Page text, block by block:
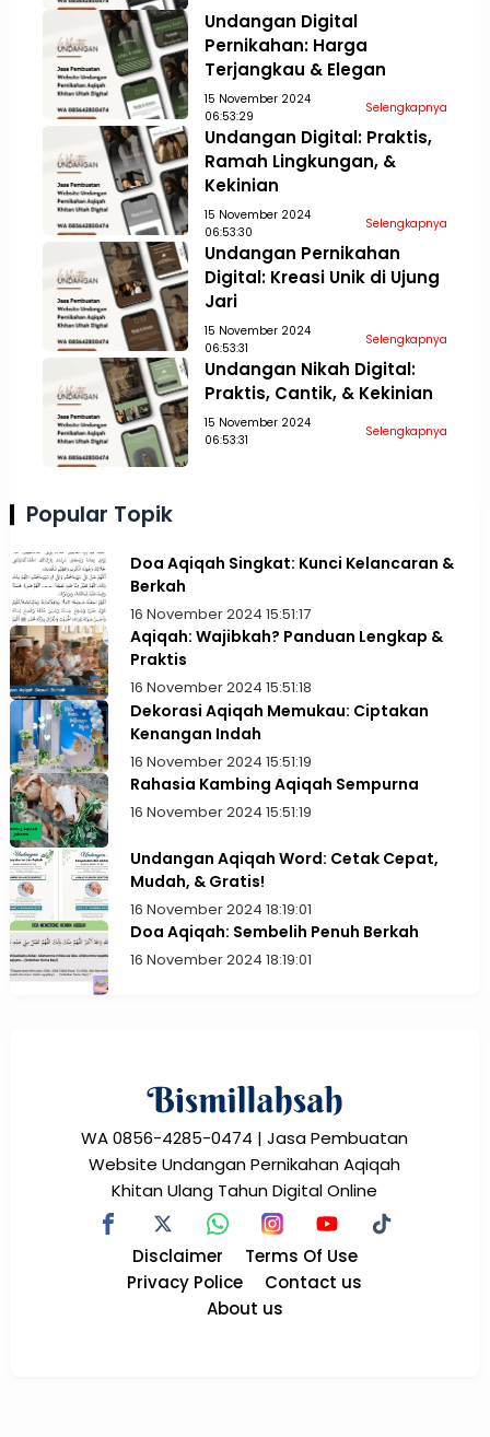
Undangan Digital
Pernikahan: Harga
Terjangkau & Elegan
15 November 2024
06:53:29
Selengkapnya
Undangan Digital: Praktis,
Ramah Lingkungan, &
Kekinian
15 November 2024
06:53:30
Selengkapnya
Undangan Pernikahan
Digital: Kreasi Unik di Ujung
Jari
15 November 2024
06:53:31
Selengkapnya
Undangan Nikah Digital:
Praktis, Cantik, & Kekinian
15 November 2024
06:53:31
Selengkapnya
Popular Topik
Doa Aqiqah Singkat: Kunci Kelancaran &
Berkah
16 November 2024 15:51:17
Aqiqah: Wajibkah? Panduan Lengkap &
Praktis
16 November 2024 15:51:18
Dekorasi Aqiqah Memukau: Ciptakan
Kenangan Indah
16 November 2024 15:51:19
Rahasia Kambing Aqiqah Sempurna
16 November 2024 15:51:19
Undangan Aqiqah Word: Cetak Cepat,
Mudah, & Gratis!
16 November 2024 18:19:01
Doa Aqiqah: Sembelih Penuh Berkah
16 November 2024 18:19:01
WA 0856-4285-0474 | Jasa Pembuatan
Website Undangan Pernikahan Aqiqah
Khitan Ulang Tahun Digital Online
Disclaimer
Terms Of Use
Privacy Police
Contact us
About us